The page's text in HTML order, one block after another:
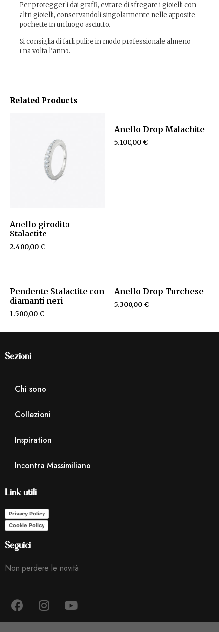
Per proteggerli dai graffi, evitare di sfregare i gioielli con
altri gioielli, conservandoli singolarmente nelle apposite
pochette in un luogo asciutto.
Si consiglia di farli pulire in modo professionale almeno
una volta l’anno.
Related Products
Anello girodito
Stalactite
2.400,00€
Anello Drop Malachite
5.100,00€
Pendente Stalactite con
diamanti neri
1.500,00€
Anello Drop Turchese
5.300,00€
Sezioni
Chi sono
Collezioni
Inspiration
Incontra Massimiliano
Link utili
Privacy Policy
Cookie Policy
Seguici
Non perdere le novità